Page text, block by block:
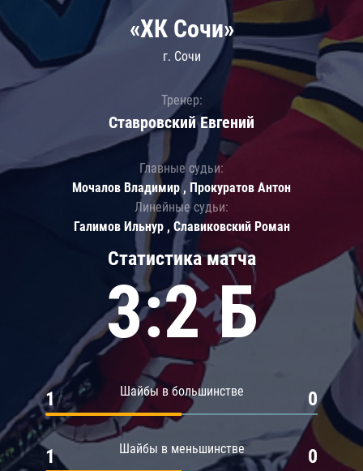
Статистика матча
3:2 Б
Шайбы в большинстве
1 0
Шайбы в меньшинстве
1 0
«ХК Сочи»
г. Сочи
Тренер:
Ставровский Евгений
Главные судьи:
Мочалов Владимир , Прокуратов Антон
Линейные судьи:
Галимов Ильнур , Славиковский Роман